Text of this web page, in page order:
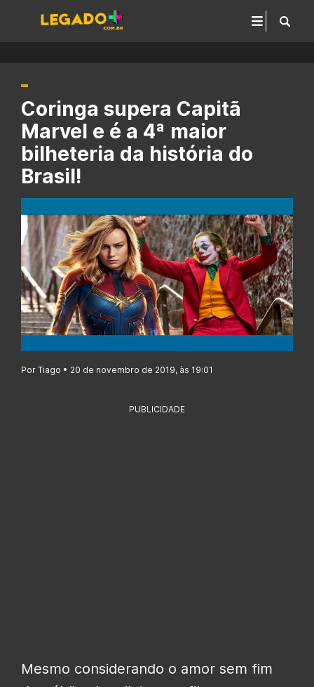
Coringa supera Capitã
Marvel e é a 4ª maior
bilheteria da história do
Brasil!
Por Tiago • 20 de novembro de 2019, às 19:01
PUBLICIDADE
Mesmo considerando o amor sem fim